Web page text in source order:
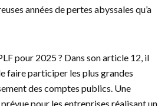
années de pertes abyssales qu’a
pour 2025 ? Dans son article 12, il
faire participer les plus grandes
des comptes publics. Une
pour les entreprises réalisant un